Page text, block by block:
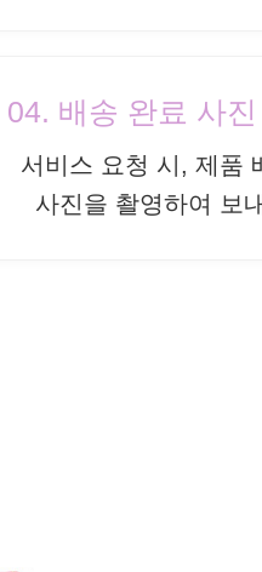
04. 배송 완료 사
서비스 요청 시, 제품
사진을 촬영하여 보